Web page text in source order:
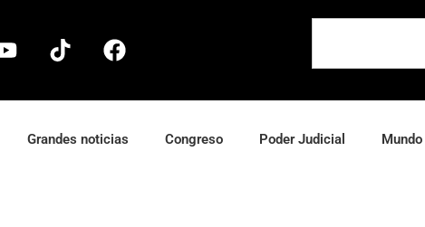
Grandes noticias Congreso Poder Judicial Mundo